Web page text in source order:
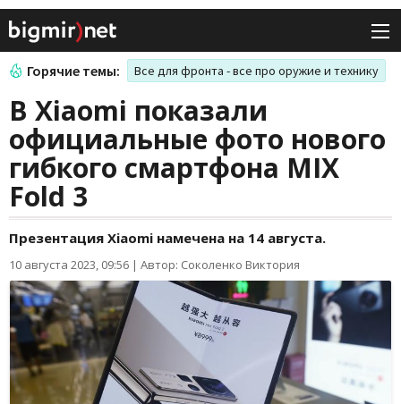
Горячие темы: Все для фронта - все про оружие и технику
В Xiaomi показали
официальные фото нового
гибкого смартфона MIX
Fold 3
Презентация Xiaomi намечена на 14 августа.
10 августа 2023, 09:56 | Автор: Соколенко Виктория